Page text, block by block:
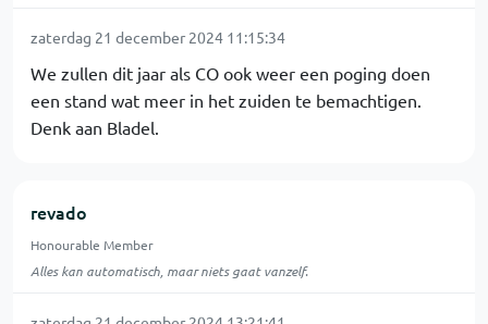
zaterdag 21 december 2024 11:15:34
We zullen dit jaar als CO ook weer een poging doen
een stand wat meer in het zuiden te bemachtigen.
Denk aan Bladel.
revado
Honourable Member
Alles kan automatisch, maar niets gaat vanzelf.